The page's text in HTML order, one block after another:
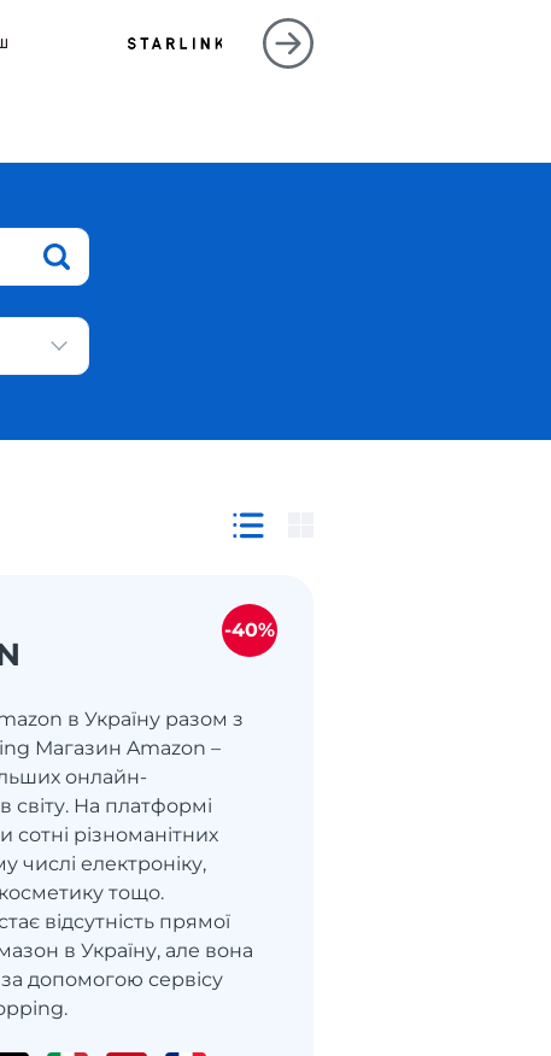
в Україну разом з
Магазин Amazon –
онлайн-
світу. На платформі
сотні різноманітних
числі електроніку,
тощо.
відсутність прямої
в Україну, але вона
допомогою сервісу
-40%